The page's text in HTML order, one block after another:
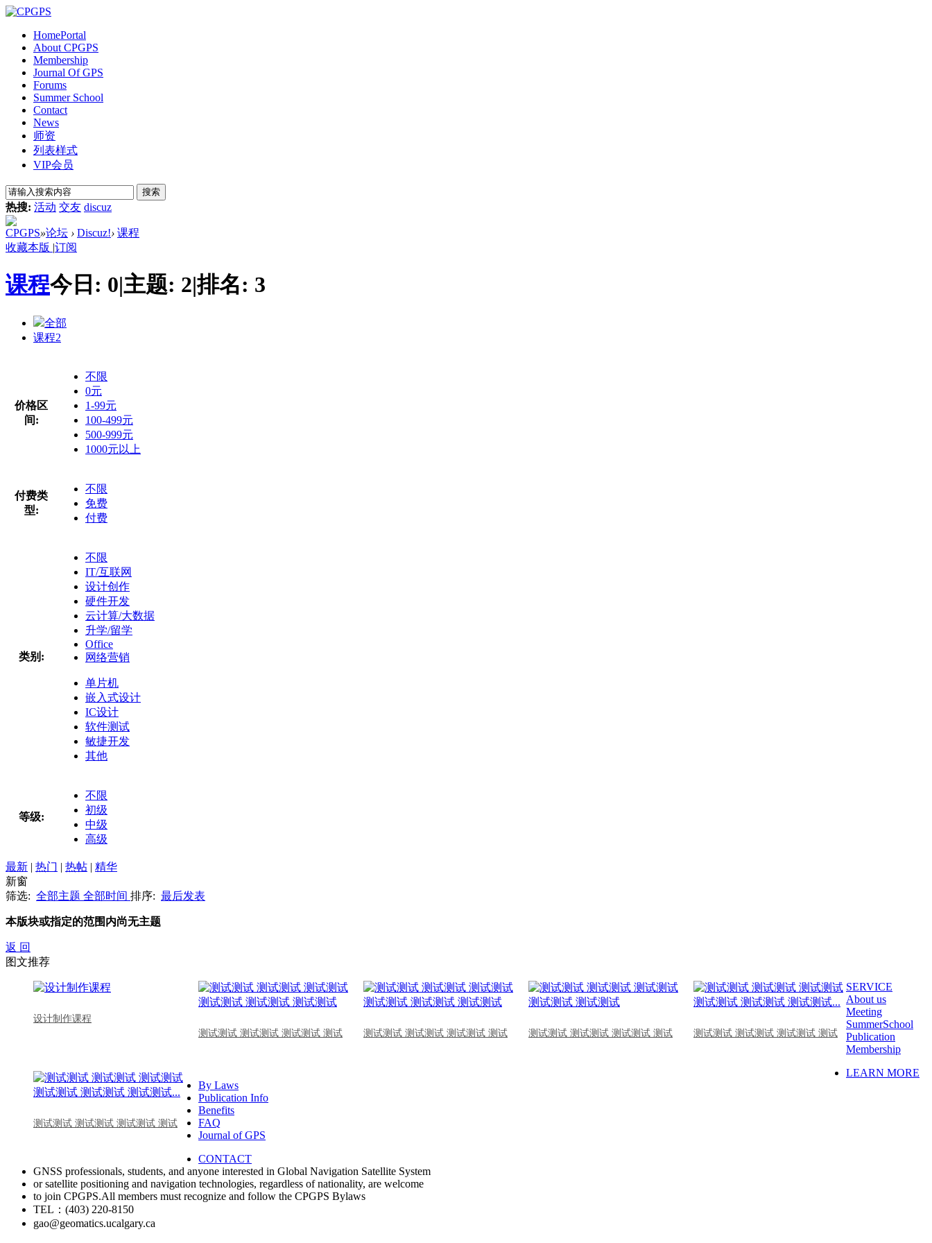
HomePortal
About CPGPS
Membership
Journal Of GPS
Forums
Summer School
Contact
News
师资
列表样式
VIP会员
搜索
热搜: 活动 交友 discuz
CPGPS»论坛 › Discuz!› 课程
收藏本版 |订阅
课程今日: 0|主题: 2|排名: 3
全部
课程2
价格区
间:
不限
0元
1-99元
100-499元
500-999元
1000元以上
付费类
型:
不限
免费
付费
类别:
不限
IT/互联网
设计创作
硬件开发
云计算/大数据
升学/留学
Office
网络营销
单片机
嵌入式设计
IC设计
软件测试
敏捷开发
其他
等级:
不限
初级
中级
高级
最新 | 热门 | 热帖 | 精华
新窗
筛选: 全部主题 全部时间 排序: 最后发表
本版块或指定的范围内尚无主题
返 回
图文推荐
设计制作课程
测试测试 测试测试 测试测试 测试
测试测试 测试测试 测试测试 测试 测试测试 测试测试 测试测试 测试 测试测试 测试测试 测试测试 测试
测试测试 测试测试 测试测试 测试
SERVICE
About us
Meeting
SummerSchool
Publication
Membership
LEARN MORE
By Laws
Publication Info
Benefits
FAQ
Journal of GPS
CONTACT
GNSS professionals, students, and anyone interested in Global Navigation Satellite System
or satellite positioning and navigation technologies, regardless of nationality, are welcome
to join CPGPS.All members must recognize and follow the CPGPS Bylaws
TEL：(403) 220-8150
gao@geomatics.ucalgary.ca